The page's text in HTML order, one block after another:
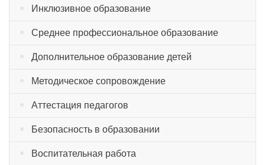
Инклюзивное образование
Среднее профессиональное образование
Дополнительное образование детей
Методическое сопровождение
Аттестация педагогов
Безопасность в образовании
Воспитательная работа